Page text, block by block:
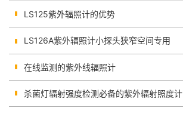
LS125紫外辐照计的优势
LS126A紫外辐照计小探头狭窄空间专用
在线监测的紫外线辐照计
杀菌灯辐射强度检测必备的紫外辐射照度计